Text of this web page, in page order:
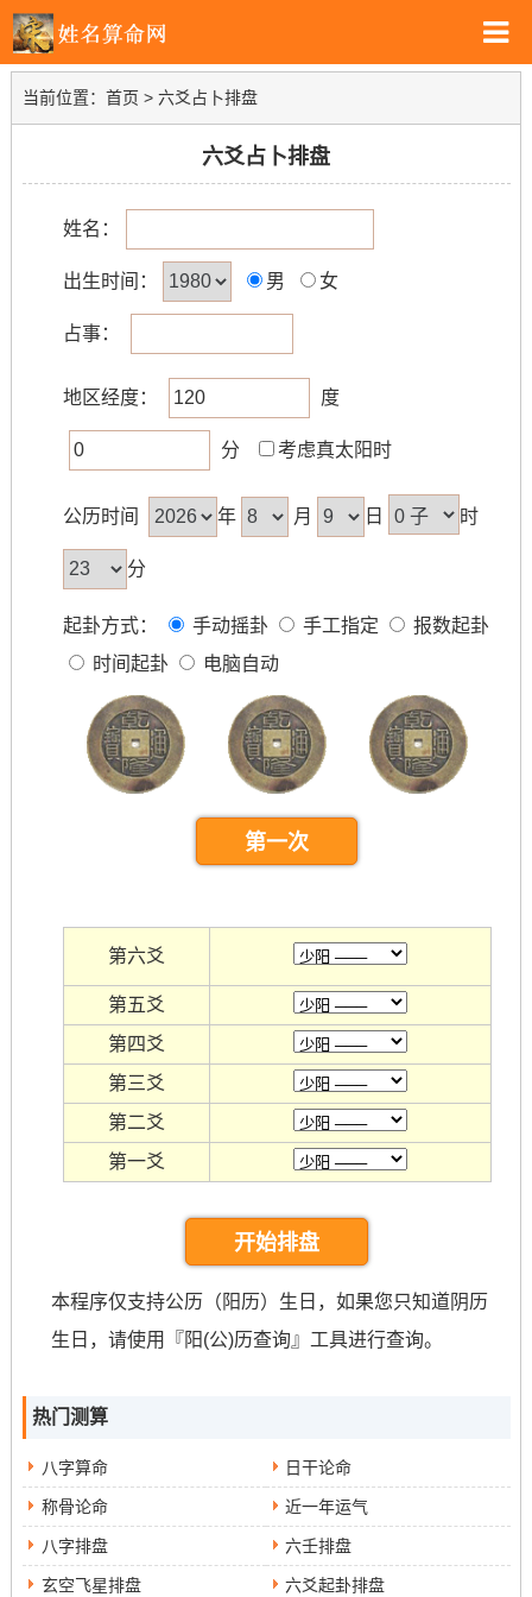
当前位置： 首页 > 六爻占卜排盘
六爻占卜排盘
姓名：
出生时间： 男 女
占事：
地区经度： 度
分 考虑真太阳时
公历时间 年 月 日 时
分
起卦方式： 手动摇卦 手工指定
报数起卦
时间起卦
电脑自动
第六爻
第五爻
第四爻
第三爻
第二爻
第一爻
开始排盘
本程序仅支持公历（阳历）生日，如果您只知道阴历
生日，请使用『 阳(公)历查询』工具进行查询。
热门测算
八字算命 日干论命
称骨论命 近一年运气
八字排盘 六壬排盘
玄空飞星排盘 六爻起卦排盘